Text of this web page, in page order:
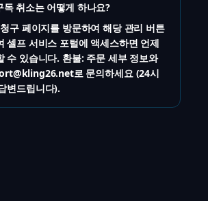
독 취소는 어떻게 하나요?
구 페이지를 방문하여 해당 관리 버튼
셀프 서비스 포털에 액세스하면 언제
수 있습니다. 환불: 주문 세부 정보와
로 문의하세요 (24시
변드립니다).